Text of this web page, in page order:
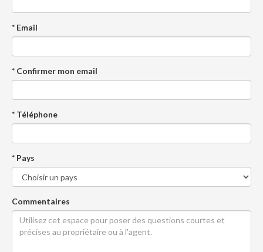
* Email
* Confirmer mon email
* Téléphone
* Pays
Commentaires